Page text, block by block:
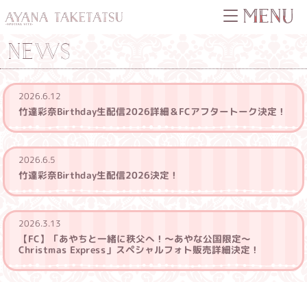
NEWS
2026.6.12
竹達彩奈Birthday生配信2026詳細＆FCアフタートーク決定！
2026.6.5
竹達彩奈Birthday生配信2026決定！
2026.3.13
【FC】「あやちと一緒に秩父へ！～あやな公国限定～
Christmas Express」スペシャルフォト販売詳細決定！